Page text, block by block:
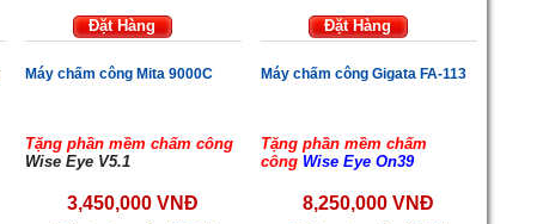
Đặt Hàng
Máy chấm công Mita 9000C
Tặng phần mềm chấm công
Wise Eye V5.1
3,450,000 VNĐ
Đặt Hàng
Máy chấm công Gigata FA-113
Tặng phần mềm chấm
công Wise Eye On39
8,250,000 VNĐ